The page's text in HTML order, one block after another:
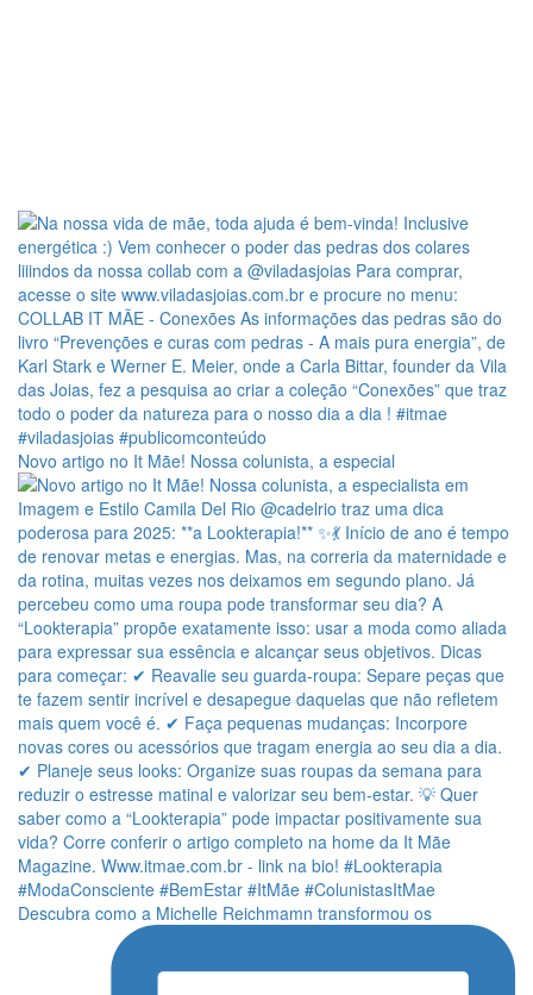
Novo artigo no It Mãe! Nossa colunista, a especial
Descubra como a Michelle Reichmamn transformou os